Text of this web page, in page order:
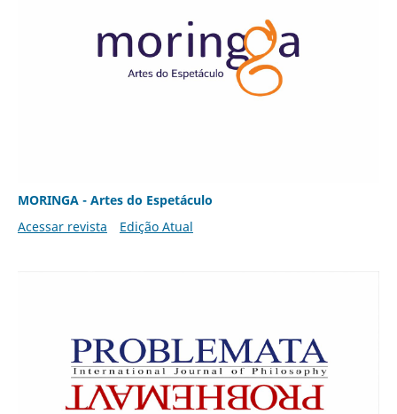
MORINGA - Artes do Espetáculo
Acessar revista
Edição Atual